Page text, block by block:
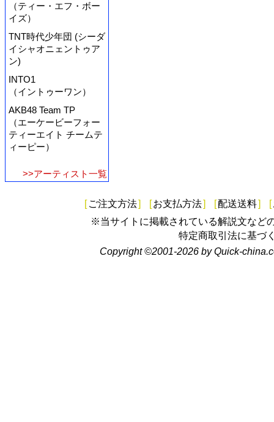
（ティー・エフ・ボー
イズ）
TNT時代少年団 (シーダ
イシャオニェントゥア
ン)
INTO1
（イントゥーワン）
AKB48 Team TP
（エーケービーフォー
ティーエイト チームテ
ィーピー）
>>アーティスト一覧
[ ご注文方法] [お支払方法] [配送送料] [
※当サイトに掲載されている解説文など
特定商取引法に基づ
Copyright ©2001-2026 by Quick-